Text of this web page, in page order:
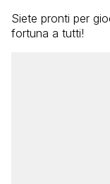
Siete pronti per
fortuna a tutti!